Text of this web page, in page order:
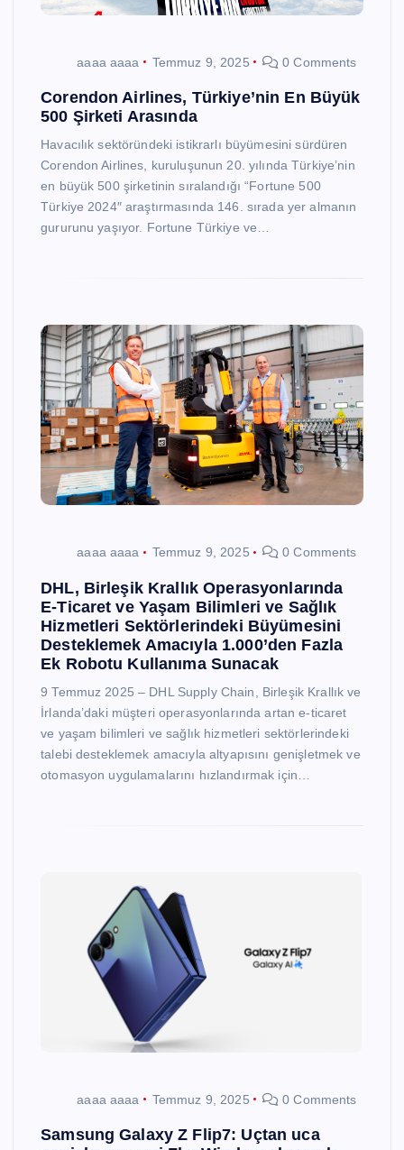
aaaa aaaa Temmuz 9, 2025 0 Comments
Corendon Airlines, Türkiye’nin En Büyük
500 Şirketi Arasında
Havacılık sektöründeki istikrarlı büyümesini sürdüren
Corendon Airlines, kuruluşunun 20. yılında Türkiye’nin
en büyük 500 şirketinin sıralandığı “Fortune 500
Türkiye 2024″ araştırmasında 146. sırada yer almanın
gururunu yaşıyor. Fortune Türkiye ve…
aaaa aaaa Temmuz 9, 2025 0 Comments
DHL, Birleşik Krallık Operasyonlarında
E-Ticaret ve Yaşam Bilimleri ve Sağlık
Hizmetleri Sektörlerindeki Büyümesini
Desteklemek Amacıyla 1.000’den Fazla
Ek Robotu Kullanıma Sunacak
9 Temmuz 2025 – DHL Supply Chain, Birleşik Krallık ve
İrlanda’daki müşteri operasyonlarında artan e-ticaret
ve yaşam bilimleri ve sağlık hizmetleri sektörlerindeki
talebi desteklemek amacıyla altyapısını genişletmek ve
otomasyon uygulamalarını hızlandırmak için…
aaaa aaaa Temmuz 9, 2025 0 Comments
Samsung Galaxy Z Flip7: Uçtan uca